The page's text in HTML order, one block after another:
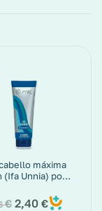
máxima
(Ifa Unnia) pomo
€ 2,40 €